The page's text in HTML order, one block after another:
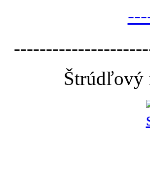
Štrúdľový